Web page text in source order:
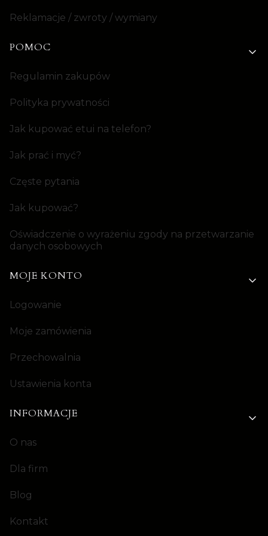
Reklamacje / zwroty / wymiany
POMOC
Regulamin zakupów
Polityka prywatności
Jak kupować etui na telefon?
Jak prać i myć?
Częste pytania
Jak kupować?
Oświadczenie o wyrażeniu zgody na przetwarzanie
danych osobowych
MOJE KONTO
Logowanie
Moje zamówienia
Przechowalnia
Ustawienia konta
INFORMACJE
O nas
Dla firm
Blog
Kontakt